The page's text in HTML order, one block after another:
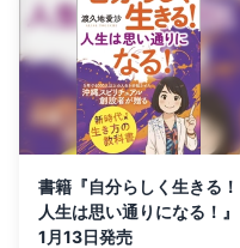
書籍『自分らしく生きる！
人生は思い通りになる！』
1月13日発売